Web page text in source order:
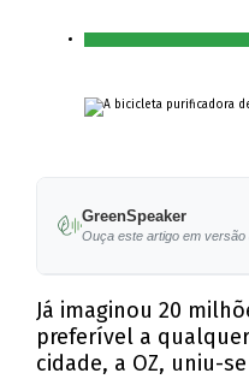
GreenSpeaker
Ouça este artigo em versão
Já imaginou 20
preferível a
cidade, a OZ, uniu-